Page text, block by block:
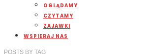
OGLĄDAMY
CZYTAMY
ZAJAWKI
WSPIERAJ NAS
POSTS BY TAG